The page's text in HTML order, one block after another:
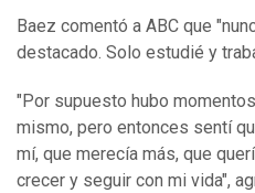
Baez comentó a ABC que
destacado. Solo estudié y
"Por supuesto hubo
mismo, pero entonces sentí
mí, que merecía más, que
crecer y seguir con mi vida",